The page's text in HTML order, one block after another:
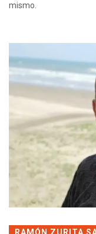
mismo.
RAMÓN ZURITA